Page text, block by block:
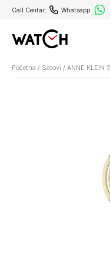
Call Centar: Whatsapp:
Početna / Satovi / ANNE KLEIN